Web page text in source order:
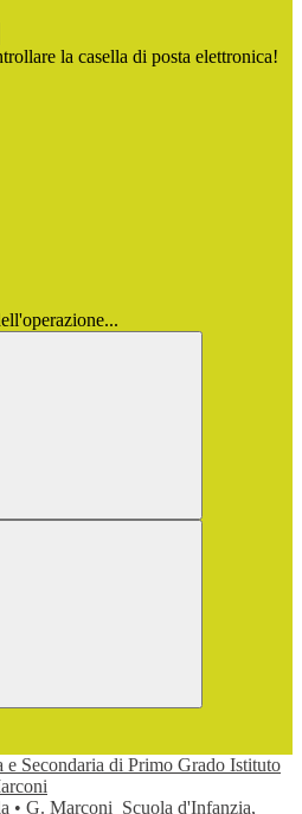
la casella di posta elettronica!
• G. Marconi Scuola d'Infanzia,